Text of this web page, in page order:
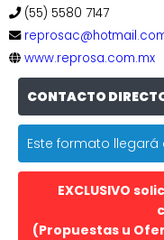
(55) 5580 7147
www.reprosa.com.mx
CONTACTO
Este formato
EXCLUSIVO
(Propuestas u